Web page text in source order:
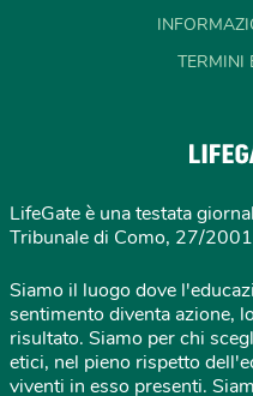
TERMINI
LifeGate è una testata
Tribunale di Como, 27/2001
Siamo il luogo dove
sentimento diventa azione,
risultato. Siamo per chi
etici, nel pieno rispetto
viventi in esso presenti.